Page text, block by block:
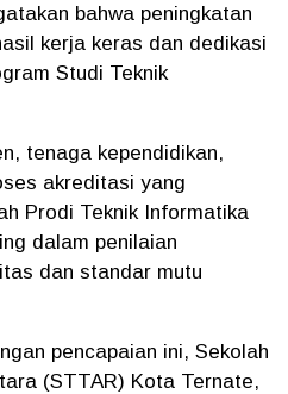
bahwa peningkatan
kerja keras dan dedikasi
Studi Teknik
tenaga kependidikan,
akreditasi yang
Prodi Teknik Informatika
dalam penilaian
dan standar mutu
pencapaian ini, Sekolah
(STTAR) Kota Ternate,